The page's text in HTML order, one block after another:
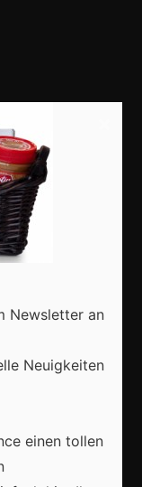
Kostüme und
Newsletter an
Neuigkeiten
einen tollen